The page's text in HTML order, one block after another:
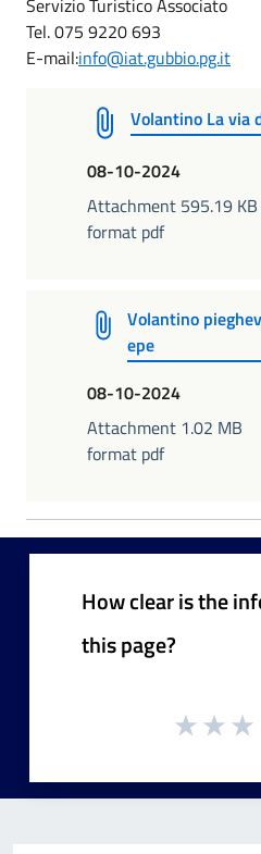
Servizio Turistico Associato
Tel. 075 9220 693
E-mail:info@iat.gubbio.pg.it
Volantino La via
08-10-2024
Attachment 595.19 KB
format pdf
Volantino
epe
08-10-2024
Attachment 1.02 MB
format pdf
How clear is the
this page?